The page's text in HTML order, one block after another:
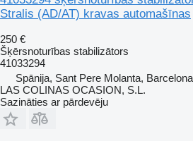
Stralis (AD/AT) kravas automašīnas
250 €
Šķērsnoturības stabilizātors
41033294
Spānija, Sant Pere Molanta, Barcelona
LAS COLINAS OCASION, S.L.
Sazināties ar pārdevēju